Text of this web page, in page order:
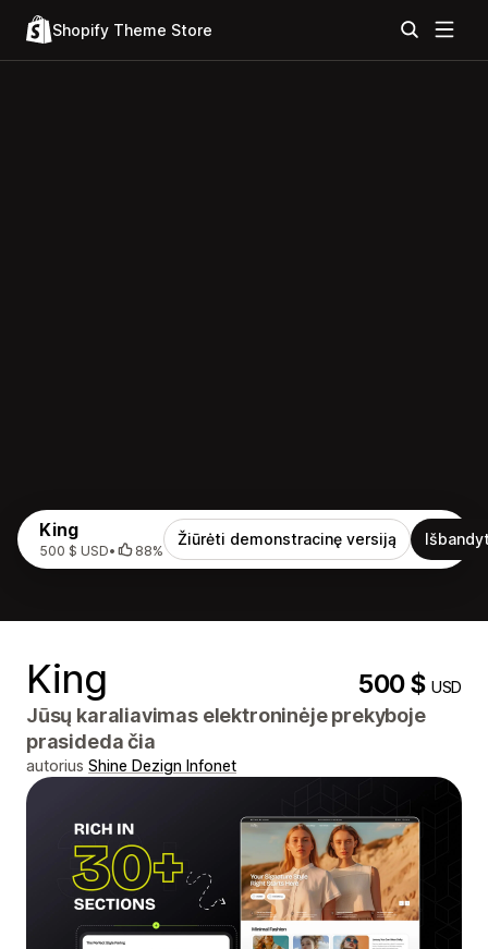
Shopify Theme Store
King
500 $ USD• 88%
Žiūrėti demonstracinę versiją
King 500 $USD
Jūsų karaliavimas elektroninėje prekyboje
prasideda čia
autorius Shine Dezign Infonet